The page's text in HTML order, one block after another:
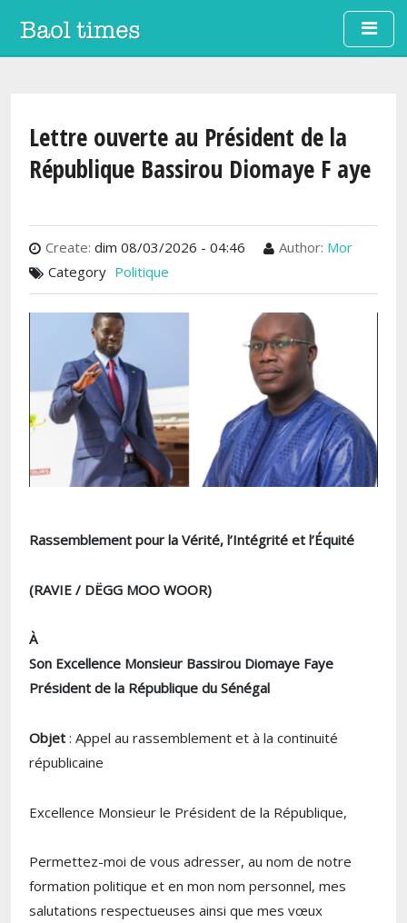
Aller au contenu principal
Lettre ouverte au Président de la
République Bassirou Diomaye F aye
Create: dim 08/03/2026 - 04:46 Author: Mor
Category Politique
Rassemblement pour la Vérité, l’Intégrité et l’Équité
(RAVIE / DËGG MOO WOOR)
À
Son Excellence Monsieur Bassirou Diomaye Faye
Président de la République du Sénégal
Objet : Appel au rassemblement et à la continuité
républicaine
Excellence Monsieur le Président de la République,
Permettez-moi de vous adresser, au nom de notre
formation politique et en mon nom personnel, mes
salutations respectueuses ainsi que mes vœux